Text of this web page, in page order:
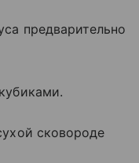
предварительно
сковороде